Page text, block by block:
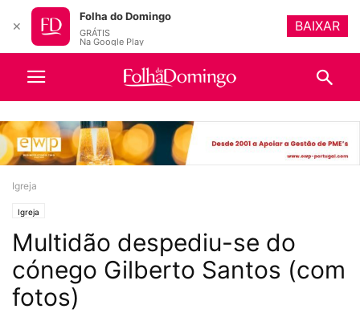
Igreja
Igreja
Multidão despediu-se do
cónego Gilberto Santos (com
fotos)
✕
Folha do Domingo
GRÁTIS
Na Google Play
BAIXAR